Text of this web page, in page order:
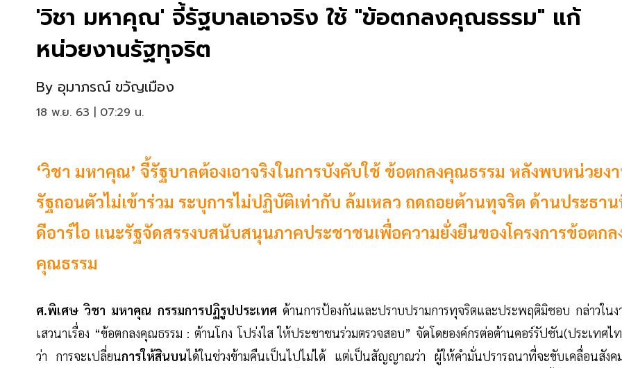
'วิชา มหาคุณ' จี้รัฐบาลเอาจริง ใช้ "ข้อตกลงคุณธรรม" แก้
หน่วยงานรัฐทุจริต
By อุมาภรณ์ ขวัญเมือง
18 พ.ย. 63 | 07:29 น.
‘วิชา มหาคุณ’ จี้รัฐบาลต้องเอาจริงในการบังคับใช้ ข้อตกลงคุณธรรม หลังพบหน่วยง
รัฐถอนตัวไม่เข้าร่วม ระบุการไม่ปฏิบัติเท่ากับ ล้มเหลว ถดถอยต้านทุจริต ด้านประธา
ดีอาร์ไอ แนะรัฐจัดสรรงบสนับสนุนภาคประชาชนเพื่อความยั่งยืนของโครงการข้อตกล
คุณธรรม
ศ.พิเศษ วิชา มหาคุณ กรรมการปฏิรูปประเทศด้านการป้องกันและปราบปรามการทุจริตและประพฤติมิชอบ กล่าวในง
เสวนาเรื่อง “ข้อตกลงคุณธรรม : ต้านโกง โปร่งใส ให้ประชาชนร่วมตรวจสอบ” จัดโดยองค์กรต่อต้านคอร์รัปชัน(ประเทศไ
ว่า การจะเปลี่ยนการให้สินบนได้ในช่วงข้ามคืนเป็นไปไม่ได้ แต่เป็นสัญญาณว่า ผู้ให้คำมั่นปรารถนาที่จะขับเคลื่อนสังค